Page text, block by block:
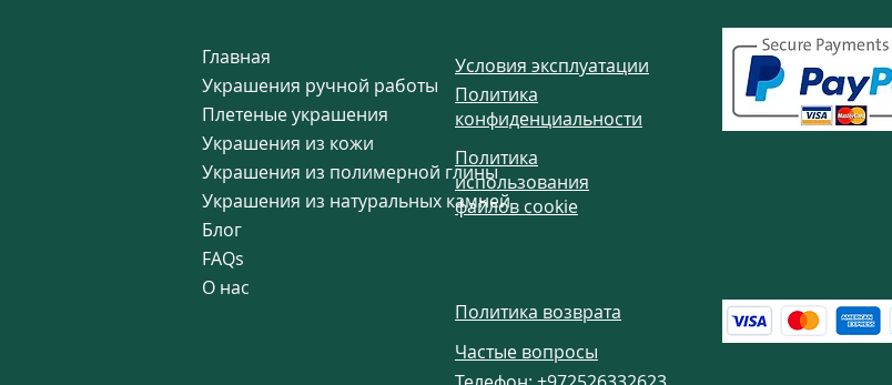
Главная
Украшения ручной работы
Плетеные украшения
Украшения из кожи
Украшения из полимерной глины
Украшения из натуральных камней
Блог
FAQs
О нас
Условия эксплуатации
Политика
конфиденциальности
Политика
использования
файлов cookie
Политика возврата
Частые вопросы